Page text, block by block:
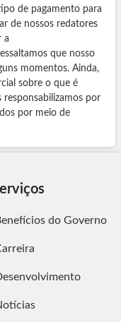
de pagamento para
de nossos redatores
a
que nosso
momentos. Ainda,
sobre o que é
por
por meio de
do Governo